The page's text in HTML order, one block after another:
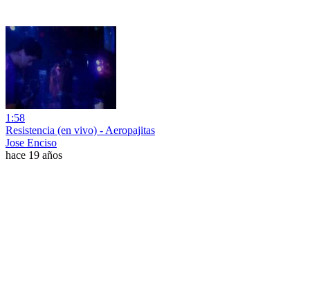
1:58
Resistencia (en vivo) - Aeropajitas
Jose Enciso
hace 19 años